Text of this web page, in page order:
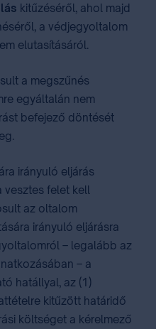
kitűzéséről, ahol majd
a védjegyoltalom
elutasításáról.
a megszűnés
egyáltalán nem
befejező döntését
irányuló eljárás
vesztes felet kell
az oltalom
irányuló eljárásra
– legalább az
– a
hatállyal, az (1)
kitűzött határidő
költséget a kérelmező